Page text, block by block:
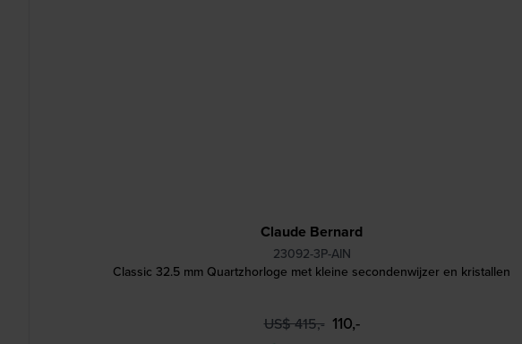
Claude Bernard
23092-3P-AIN
Classic 32.5 mm Quartzhorloge met kleine secondenwijzer en kristallen
US$ 415,- 110,-